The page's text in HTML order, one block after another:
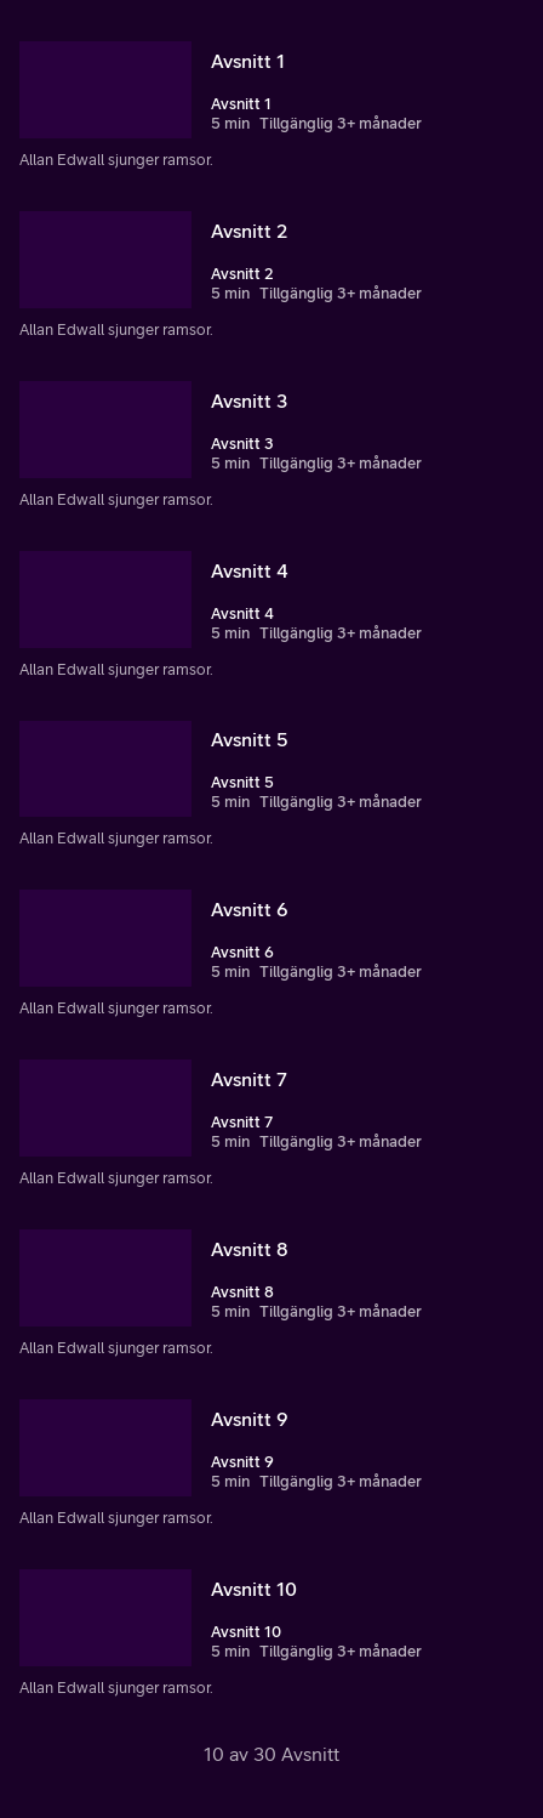
Avsnitt 1
Avsnitt 1
5 min Tillgänglig 3+ månader
Allan Edwall sjunger ramsor.
Avsnitt 2
Avsnitt 2
5 min Tillgänglig 3+ månader
Allan Edwall sjunger ramsor.
Avsnitt 3
Avsnitt 3
5 min Tillgänglig 3+ månader
Allan Edwall sjunger ramsor.
Avsnitt 4
Avsnitt 4
5 min Tillgänglig 3+ månader
Allan Edwall sjunger ramsor.
Avsnitt 5
Avsnitt 5
5 min Tillgänglig 3+ månader
Allan Edwall sjunger ramsor.
Avsnitt 6
Avsnitt 6
5 min Tillgänglig 3+ månader
Allan Edwall sjunger ramsor.
Avsnitt 7
Avsnitt 7
5 min Tillgänglig 3+ månader
Allan Edwall sjunger ramsor.
Avsnitt 8
Avsnitt 8
5 min Tillgänglig 3+ månader
Allan Edwall sjunger ramsor.
Avsnitt 9
Avsnitt 9
5 min Tillgänglig 3+ månader
Allan Edwall sjunger ramsor.
Avsnitt 10
Avsnitt 10
5 min Tillgänglig 3+ månader
Allan Edwall sjunger ramsor.
10 av 30 Avsnitt